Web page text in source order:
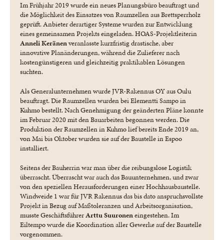
Im Frühjahr 2019 wurde ein neues Planungsbüro beauftragt und
die Möglichkeit des Einsatzes von Raumzellen aus Brettsperrholz
geprüft. Anbieter derartiger Systeme wurden zur Entwicklung
eines gemeinsamen Projekts eingeladen. HOAS-Projektleiterin
Anneli Keränenveranlasste kurzfristig drastische, aber
innovative Planänderungen, während die Zulieferer nach
kostengünstigeren und gleichzeitig praktikablen Lösungen
suchten.
Als Generalunternehmen wurde JVR-Rakennus OY aus Oulu
beauftragt. Die Raumzellen wurden bei Elementti Sampo in
Kuhmo bestellt. Nach Genehmigung der geänderten Pläne konnte
im Februar 2020 mit den Bauarbeiten begonnen werden. Die
Produktion der Raumzellen in Kuhmo lief bereits Ende 2019 an,
von Mai bis Oktober wurden sie auf der Baustelle in Espoo
installiert.
Seitens der Bauherrin war man über die reibungslose Logistik
überrascht. Überrascht war auch das Bauunternehmen, und zwar
von den speziellen Herausforderungen einer Hochhausbaustelle.
Windweide 1 war für JVR Rakennus das bis dato anspruchsvollste
Projekt in Bezug auf Maßtoleranzen und Arbeitsorganisation,
musste GeschäftsführerArttu Suuroneneingestehen. Im
Eiltempo wurde die Koordination aller Gewerke auf der Baustelle
vorgenommen.